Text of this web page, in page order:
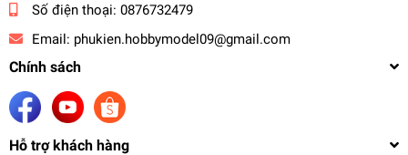
Số điện thoại: 0876732479
Email: phukien.hobbymodel09@gmail.com
Chính sách
Hỗ trợ khách hàng